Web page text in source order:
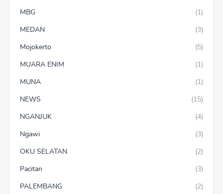
MBG
(1)
MEDAN
(3)
Mojokerto
(5)
MUARA ENIM
(1)
MUNA
(1)
NEWS
(15)
NGANJUK
(4)
Ngawi
(3)
OKU SELATAN
(2)
Pacitan
(3)
PALEMBANG
(2)